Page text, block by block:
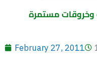
وخروقات مستمرة
February 27, 2011